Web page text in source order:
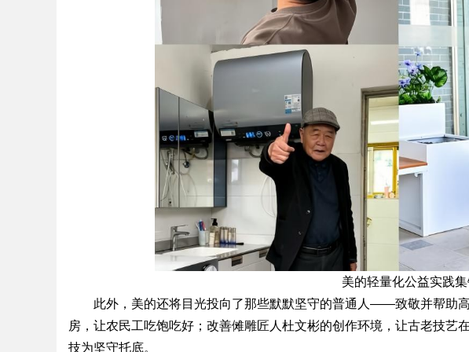
美的轻量化公益实践
此外，美的还将目光投向了那些默默坚守的普通人——致敬并帮助
房，让农民工吃饱吃好；改善傩雕匠人杜文彬的创作环境，让古老技
技为坚守托底。